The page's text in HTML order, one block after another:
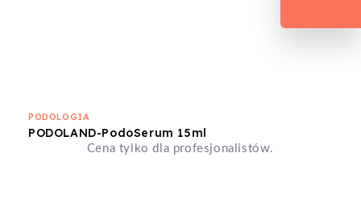
PODOLOGIA
PODOLAND-PodoSerum 15ml
Cena tylko dla profesjonalistów.